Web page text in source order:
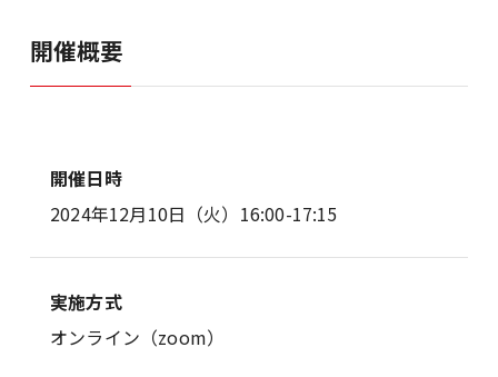
開催概要
開催日時
2024年12月10日（火）16:00-17:15
実施方式
オンライン（zoom）